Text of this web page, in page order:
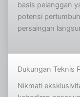
basis pelanggan
potensi
persaingan
Dukungan Teknis
Nikmati